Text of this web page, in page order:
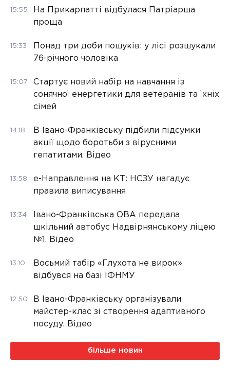
15:55
На Прикарпатті відбулася Патріарша
проща
15:33
Понад три доби пошуків: у лісі розшукали
76-річного чоловіка
15:07
Стартує новий набір на навчання із
сонячної енергетики для ветеранів та їхніх
сімей
14:18
В Івано-Франківську підбили підсумки
акції щодо боротьби з вірусними
гепатитами. Відео
13:58
е-Направлення на КТ: НСЗУ нагадує
правила виписування
13:34
Івано-Франківська ОВА передала
шкільний автобус Надвірнянському ліцею
№1. Відео
13:10
Восьмий табір «Глухота не вирок»
відбувся на базі ІФНМУ
12:50
В Івано-Франківську організували
майстер-клас зі створення адаптивного
посуду. Відео
більше новин